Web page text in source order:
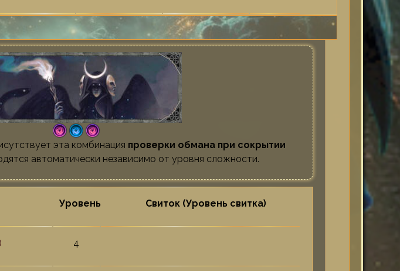
эта комбинация проверки обмана при сокрытии
автоматически независимо от уровня сложности.
Уровень Свиток (Уровень свитка)
4